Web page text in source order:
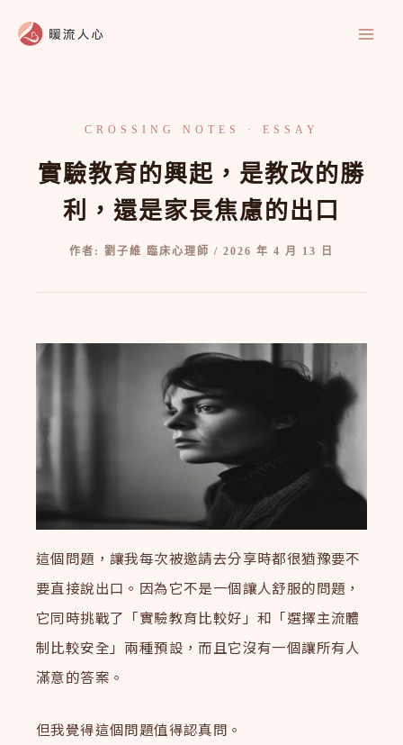
實驗教育的興起，是教改的勝
利，還是家長焦慮的出口
作者: 劉子維 臨床心理師 / 2026 年 4 月 13 日
這個問題，讓我每次被邀請去分享時都很猶豫要不
要直接說出口。因為它不是一個讓人舒服的問題，
它同時挑戰了「實驗教育比較好」和「選擇主流體
制比較安全」兩種預設，而且它沒有一個讓所有人
滿意的答案。
但我覺得這個問題值得認真問。